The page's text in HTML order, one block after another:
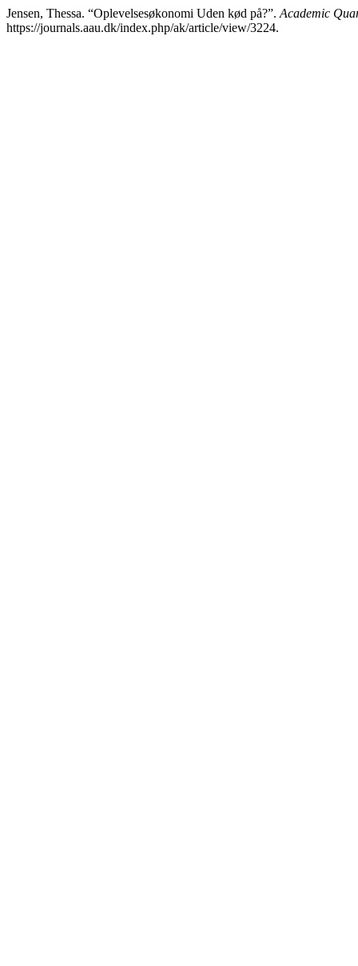
Jensen, Thessa. “Oplevelsesøkonomi Uden kød på?”. Academic
https://journals.aau.dk/index.php/ak/article/view/3224.